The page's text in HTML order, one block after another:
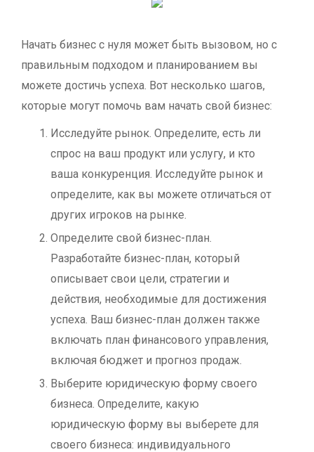
Начать бизнес с нуля может быть вызовом, но с
правильным подходом и планированием вы
можете достичь успеха. Вот несколько шагов,
которые могут помочь вам начать свой бизнес:
Исследуйте рынок. Определите, есть ли
спрос на ваш продукт или услугу, и кто
ваша конкуренция. Исследуйте рынок и
определите, как вы можете отличаться от
других игроков на рынке.
Определите свой бизнес-план.
Разработайте бизнес-план, который
описывает свои цели, стратегии и
действия, необходимые для достижения
успеха. Ваш бизнес-план должен также
включать план финансового управления,
включая бюджет и прогноз продаж.
Выберите юридическую форму своего
бизнеса. Определите, какую
юридическую форму вы выберете для
своего бизнеса: индивидуального